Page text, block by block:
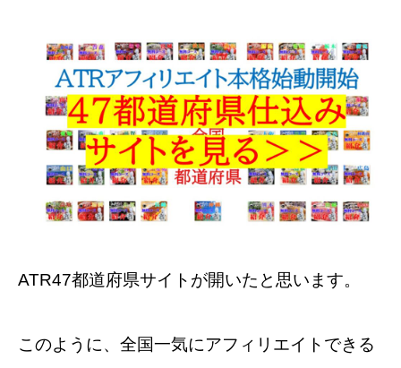
ATR47都道府県サイトが開いたと思います。
このように、全国一気にアフィリエイトできる